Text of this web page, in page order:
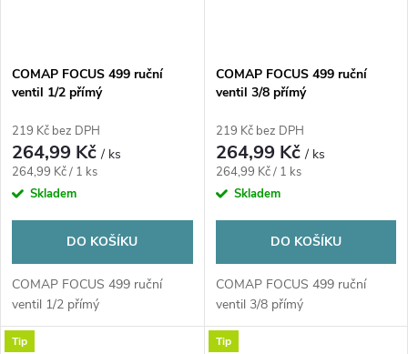
COMAP FOCUS 499 ruční
ventil 1/2 přímý
219 Kč bez DPH
264,99 Kč/ ks
Měrná
cena:
264,99 Kč / 1 ks
Skladem
DO KOŠÍKU
COMAP FOCUS 499 ruční
ventil 1/2 přímý
COMAP FOCUS 499 ruční
ventil 3/8 přímý
219 Kč bez DPH
264,99 Kč/ ks
Měrná
cena:
264,99 Kč / 1 ks
Skladem
DO KOŠÍKU
COMAP FOCUS 499 ruční
ventil 3/8 přímý
Tip Tip